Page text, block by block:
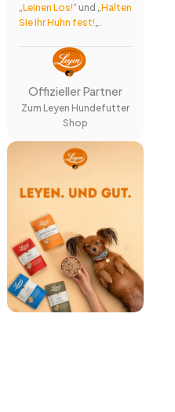
Leinen Los!“ und „ Halten
Sie Ihr Huhn fest!
Offizieller Partner
Zum Leyen Hundefutter
Shop